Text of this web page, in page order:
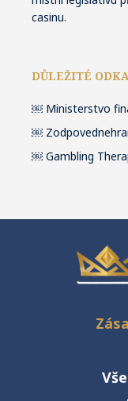
casinu.
DŮLEŽITÉ
￼ Ministerstvo
￼
￼ Gambling